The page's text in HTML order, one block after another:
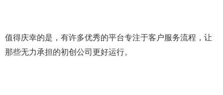
值得庆幸的是，有许多优秀的平台专注于客户服务流程，让
那些无力承担的初创公司更好运行。